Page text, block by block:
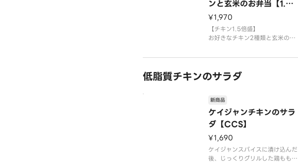
使用食材
玄米/塩麹グリルチキン/サニーレ
タス/ブロッコリー/トマト/紫キ
ャベツピクルス/レモン/お好みの
ンと玄米のお弁当【1.5A
CB】
¥1,970
【チキン1.5倍盛】
お好きなチキン2種類と玄米のお
一度に2種類のチキンが味わえる
使用食材
レタス/ブロッコリー/トマト/紫
キャベツピクルス/レモン/お好み
のソース
栄養価
カロリー：692kcal
タン
低脂質チキンのサラダ
ケイジャンチキンのサラ
ダ【CCS】
新商品
¥1,690
ケイジャンスパイスに漬け込んだ
後、じっくりグリルした鶏もも肉